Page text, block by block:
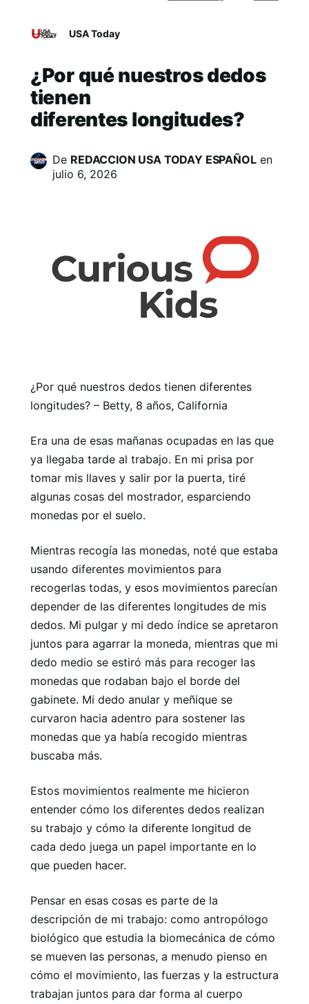
USA Today
¿Por qué nuestros dedos
tienen
diferentes longitudes?
De REDACCION USA TODAY ESPAÑOLen
julio 6, 2026
¿Por qué nuestros dedos tienen diferentes
longitudes? – Betty, 8 años, California
Era una de esas mañanas ocupadas en las que
ya llegaba tarde al trabajo. En mi prisa por
tomar mis llaves y salir por la puerta, tiré
algunas cosas del mostrador, esparciendo
monedas por el suelo.
Mientras recogía las monedas, noté que estaba
usando diferentes movimientos para
recogerlas todas, y esos movimientos parecían
depender de las diferentes longitudes de mis
dedos. Mi pulgar y mi dedo índice se apretaron
juntos para agarrar la moneda, mientras que mi
dedo medio se estiró más para recoger las
monedas que rodaban bajo el borde del
gabinete. Mi dedo anular y meñique se
curvaron hacia adentro para sostener las
monedas que ya había recogido mientras
buscaba más.
Estos movimientos realmente me hicieron
entender cómo los diferentes dedos realizan
su trabajo y cómo la diferente longitud de
cada dedo juega un papel importante en lo
que pueden hacer.
Pensar en esas cosas es parte de la
descripción de mi trabajo: como antropólogo
biológico que estudia la biomecánica de cómo
se mueven las personas, a menudo pienso en
cómo el movimiento, las fuerzas y la estructura
trabajan juntos para dar forma al cuerpo